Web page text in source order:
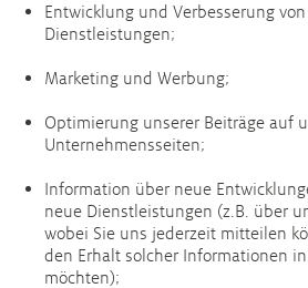
Entwicklung und Verbesserung
Dienstleistungen;
Marketing und Werbung;
Optimierung unserer Beiträge auf
Unternehmensseiten;
Information über neue
neue Dienstleistungen (z.B. über
wobei Sie uns jederzeit mitteilen
den Erhalt solcher Informationen
möchten);